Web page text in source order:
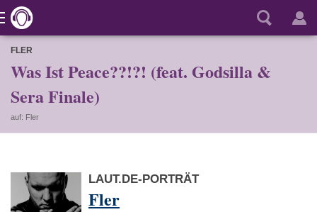
FLER
Was Ist Peace??!?! (feat. Godsilla &
Sera Finale)
auf: Fler
LAUT.DE-PORTRÄT
Fler